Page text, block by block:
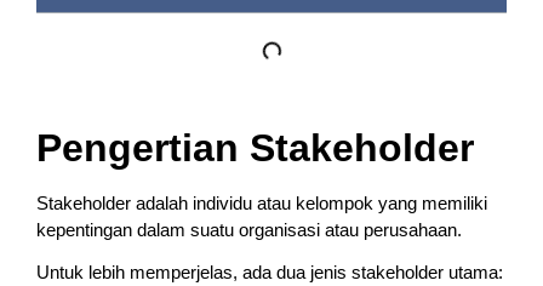
Pengertian Stakeholder
Stakeholder adalah individu atau kelompok yang memiliki
kepentingan dalam suatu organisasi atau perusahaan.
Untuk lebih memperjelas, ada dua jenis stakeholder utama: